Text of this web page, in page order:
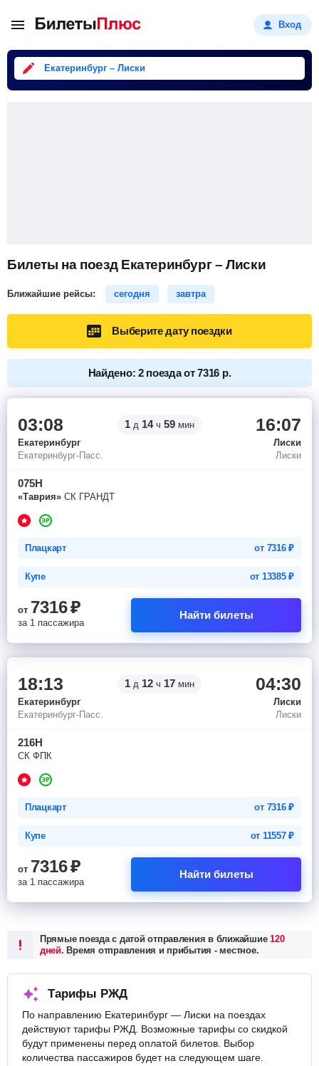
Вход
Екатеринбург – Лиски
Билеты на поезд Екатеринбург – Лиски
Ближайшие рейсы: сегодня завтра
Выберите дату поездки
Найдено: 2 поезда от 7316 р.
03:08 1 д 14ч 59 мин 16:07
Екатеринбург
Лиски
Екатеринбург-Пасс.
Лиски
075Н
«Таврия» СК ГРАНДТ
Плацкарт от 7316₽
Купе от 13385₽
от 7316₽
за 1 пассажира
Найти билеты
18:13 1 д 12 ч 17 мин 04:30
Екатеринбург
Лиски
Екатеринбург-Пасс.
Лиски
216Н
СК ФПК
Плацкарт от 7316₽
Купе от 11557₽
от 7316₽
за 1 пассажира
Найти билеты
Прямые поезда с датой отправления в ближайшие120
дней. Время отправления и прибытия - местное.
Тарифы РЖД
По направлению Екатеринбург — Лиски на поездах
действуют тарифы РЖД. Возможные тарифы со скидкой
будут применены перед оплатой билетов. Выбор
количества пассажиров будет на следующем шаге.